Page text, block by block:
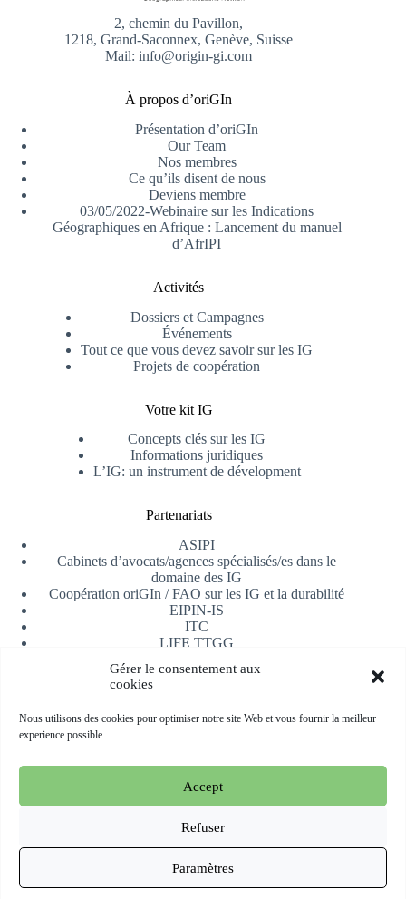
Gérer le consentement aux
cookies
Nous utilisons des cookies pour optimiser notre site Web et vous fournir la meilleur
experience possible.
Accept
Refuser
Paramètres
2, chemin du Pavillon,
1218, Grand-Saconnex, Genève, Suisse
Mail: info@origin-gi.com
À propos d’oriGIn
Présentation d’oriGIn
Our Team
Nos membres
Ce qu’ils disent de nous
Deviens membre
03/05/2022-Webinaire sur les Indications
Géographiques en Afrique : Lancement du manuel
d’AfrIPI
Activités
Dossiers et Campagnes
Événements
Tout ce que vous devez savoir sur les IG
Projets de coopération
Votre kit IG
Concepts clés sur les IG
Informations juridiques
L’IG: un instrument de dévelopment
Partenariats
ASIPI
Cabinets d’avocats/agences spécialisés/es dans le
domaine des IG
Coopération oriGIn / FAO sur les IG et la durabilité
EIPIN-IS
ITC
LIFE TTGG
AfrIPI
Recevoir notre newsletter
S'inscrire
Copyright © 2026 oriGIn | Organization for an International
Geographical Indications Network -Site web hébergé et géré